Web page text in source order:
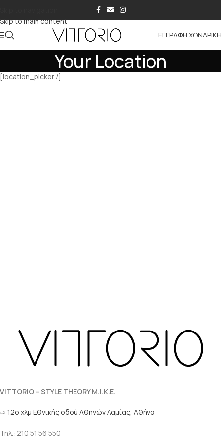
Skip to main content
ΕΓΓΡΑΦΗ
Your Location
[location_picker /]
VITTORIO – STYLE THEORY M.I.K.E.
⇨ 12ο χλμ Eθνικής οδού Αθηνών Λαμίας, Αθήνα
Τηλ.: 210 51 56 550